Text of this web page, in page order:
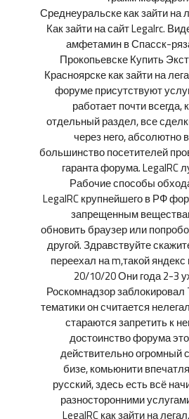
Среднеуральске как зайти на
Как зайти на сайт Legalrc.
амфетамин в Спасск-
Прокопьевске Купить
Красноярске как зайти на
форуме присутствуют
работает почти
отдельный раздел, все
через него, абсолютно
большинство посетителей
гаранта форума. LegalRC
Рабочие способы
LegalRC крупнейшего в РФ
запрещенным
обновить браузер или
другой. Здравствуйте
переехал на m,такой
20/10/20 Они года 2-3
Роскомнадзор
тематики он считается
стараются запретить к
достоинство форума
действительно огромный
бизе, комьюнити
русский, здесь есть всё
разносторонними